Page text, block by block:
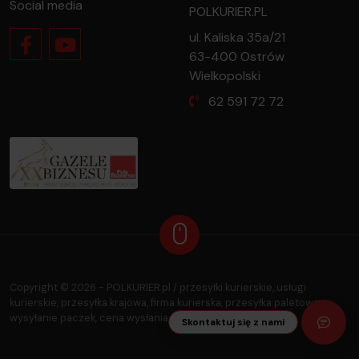
Skontaktuj się z nami
Social media
POLKURIER.PL
ul. Kaliska 35a/21
63-400 Ostrów
Wielkopolski
62 591 72 72
Copyright © 2026 - POLKURIER.pl / przesyłki kurierskie, usługi
kurierskie, przesyłka krajowa, firma kurierska, przesyłka paletowa,
wysyłanie paczek, cena wysłania paczki